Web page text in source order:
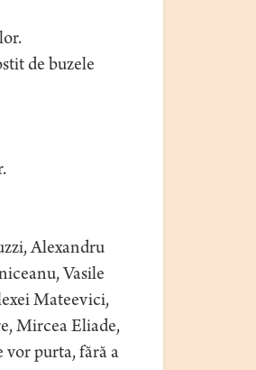
de buzele
Alexandru
Vasile
Mateevici,
Mircea Eliade,
vor purta, fără a